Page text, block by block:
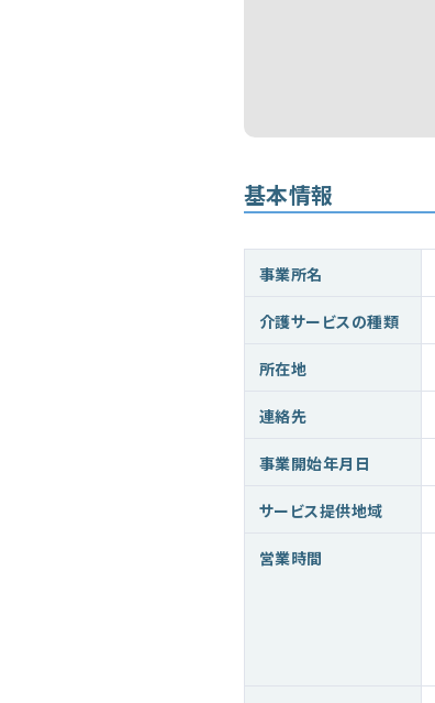
基本情報
事業所名
介護サービスの種類
所在地
連絡先
事業開始年月日
サービス提供地域
営業時間